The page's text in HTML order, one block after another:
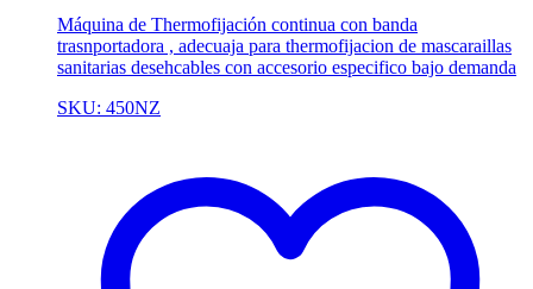
Máquina de Thermofijación continua con banda
trasnportadora , adecuaja para thermofijacion de mascaraillas
sanitarias desehcables con accesorio especifico bajo demanda
SKU: 450NZ